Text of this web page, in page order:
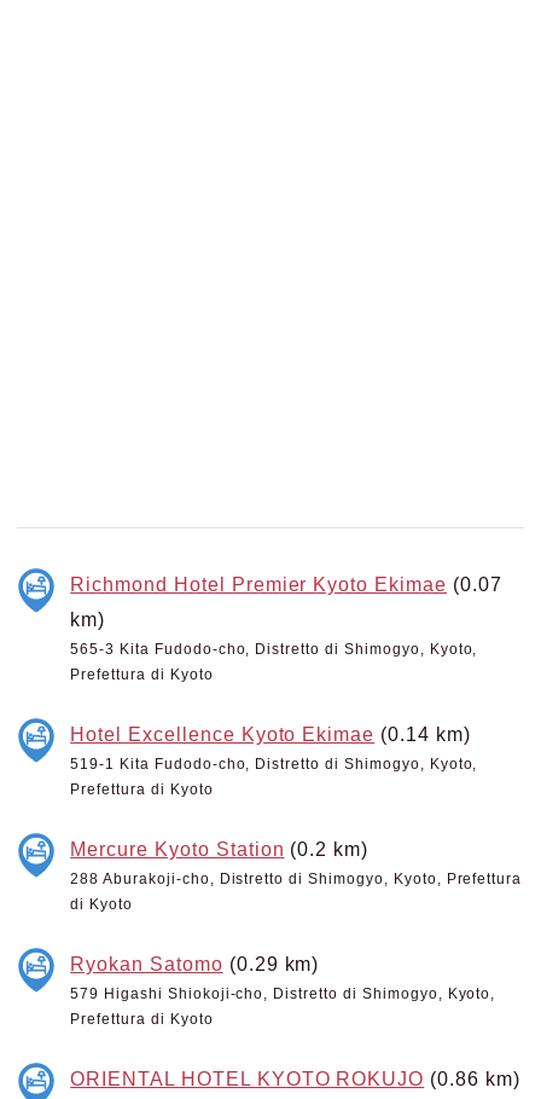
Richmond Hotel Premier Kyoto Ekimae (0.07
km)
565-3 Kita Fudodo-cho, Distretto di Shimogyo, Kyoto,
Prefettura di Kyoto
Hotel Excellence Kyoto Ekimae (0.14 km)
519-1 Kita Fudodo-cho, Distretto di Shimogyo, Kyoto,
Prefettura di Kyoto
Mercure Kyoto Station (0.2 km)
288 Aburakoji-cho, Distretto di Shimogyo, Kyoto, Prefettura
di Kyoto
Ryokan Satomo (0.29 km)
579 Higashi Shiokoji-cho, Distretto di Shimogyo, Kyoto,
Prefettura di Kyoto
ORIENTAL HOTEL KYOTO ROKUJO (0.86 km)